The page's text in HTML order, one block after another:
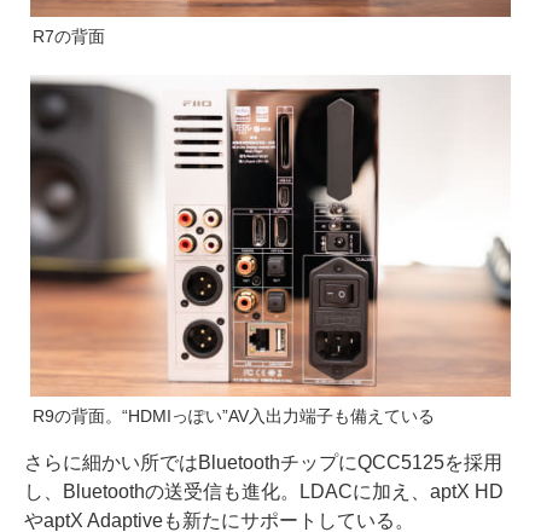
R7の背面
R9の背面。“HDMIっぽい”AV入出力端子も備えている
さらに細かい所ではBluetoothチップにQCC5125を採用
し、Bluetoothの送受信も進化。LDACに加え、aptX HD
やaptX Adaptiveも新たにサポートしている。